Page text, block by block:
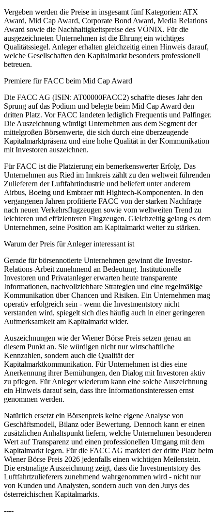
Vergeben werden die Preise in insgesamt fünf Kategorien: ATX
Award, Mid Cap Award, Corporate Bond Award, Media Relations
Award sowie die Nachhaltigkeitspreise des VÖNIX. Für die
ausgezeichneten Unternehmen ist die Ehrung ein wichtiges
Qualitätssiegel. Anleger erhalten gleichzeitig einen Hinweis darauf,
welche Gesellschaften den Kapitalmarkt besonders professionell
betreuen.
Premiere für FACC beim Mid Cap Award
Die FACC AG (ISIN: AT00000FACC2) schaffte dieses Jahr den
Sprung auf das Podium und belegte beim Mid Cap Award den
dritten Platz. Vor FACC landeten lediglich Frequentis und Palfinger.
Die Auszeichnung würdigt Unternehmen aus dem Segment der
mittelgroßen Börsenwerte, die sich durch eine überzeugende
Kapitalmarktpräsenz und eine hohe Qualität in der Kommunikation
mit Investoren auszeichnen.
Für FACC ist die Platzierung ein bemerkenswerter Erfolg. Das
Unternehmen aus Ried im Innkreis zählt zu den weltweit führenden
Zulieferern der Luftfahrtindustrie und beliefert unter anderem
Airbus, Boeing und Embraer mit Hightech-Komponenten. In den
vergangenen Jahren profitierte FACC von der starken Nachfrage
nach neuen Verkehrsflugzeugen sowie vom weltweiten Trend zu
leichteren und effizienteren Flugzeugen. Gleichzeitig gelang es dem
Unternehmen, seine Position am Kapitalmarkt weiter zu stärken.
Warum der Preis für Anleger interessant ist
Gerade für börsennotierte Unternehmen gewinnt die Investor-
Relations-Arbeit zunehmend an Bedeutung. Institutionelle
Investoren und Privatanleger erwarten heute transparente
Informationen, nachvollziehbare Strategien und eine regelmäßige
Kommunikation über Chancen und Risiken. Ein Unternehmen mag
operativ erfolgreich sein - wenn die Investmentstory nicht
verstanden wird, spiegelt sich dies häufig auch in einer geringeren
Aufmerksamkeit am Kapitalmarkt wider.
Auszeichnungen wie der Wiener Börse Preis setzen genau an
diesem Punkt an. Sie würdigen nicht nur wirtschaftliche
Kennzahlen, sondern auch die Qualität der
Kapitalmarktkommunikation. Für Unternehmen ist dies eine
Anerkennung ihrer Bemühungen, den Dialog mit Investoren aktiv
zu pflegen. Für Anleger wiederum kann eine solche Auszeichnung
ein Hinweis darauf sein, dass ihre Informationsinteressen ernst
genommen werden.
Natürlich ersetzt ein Börsenpreis keine eigene Analyse von
Geschäftsmodell, Bilanz oder Bewertung. Dennoch kann er einen
zusätzlichen Anhaltspunkt liefern, welche Unternehmen besonderen
Wert auf Transparenz und einen professionellen Umgang mit dem
Kapitalmarkt legen. Für die FACC AG markiert der dritte Platz beim
Wiener Börse Preis 2026 jedenfalls einen wichtigen Meilenstein.
Die erstmalige Auszeichnung zeigt, dass die Investmentstory des
Luftfahrtzulieferers zunehmend wahrgenommen wird - nicht nur
von Kunden und Analysten, sondern auch von den Jurys des
österreichischen Kapitalmarkts.
----